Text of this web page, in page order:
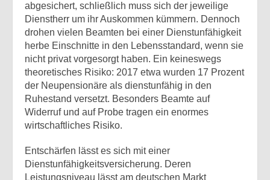
abgesichert, schließlich muss sich der jeweilige
Dienstherr um ihr Auskommen kümmern. Dennoch
drohen vielen Beamten bei einer Dienstunfähigkeit
herbe Einschnitte in den Lebensstandard, wenn sie
nicht privat vorgesorgt haben. Ein keineswegs
theoretisches Risiko: 2017 etwa wurden 17 Prozent
der Neupensionäre als dienstunfähig in den
Ruhestand versetzt. Besonders Beamte auf
Widerruf und auf Probe tragen ein enormes
wirtschaftliches Risiko.
Entschärfen lässt es sich mit einer
Dienstunfähigkeitsversicherung. Deren
Leistungsniveau lässt am deutschen Markt